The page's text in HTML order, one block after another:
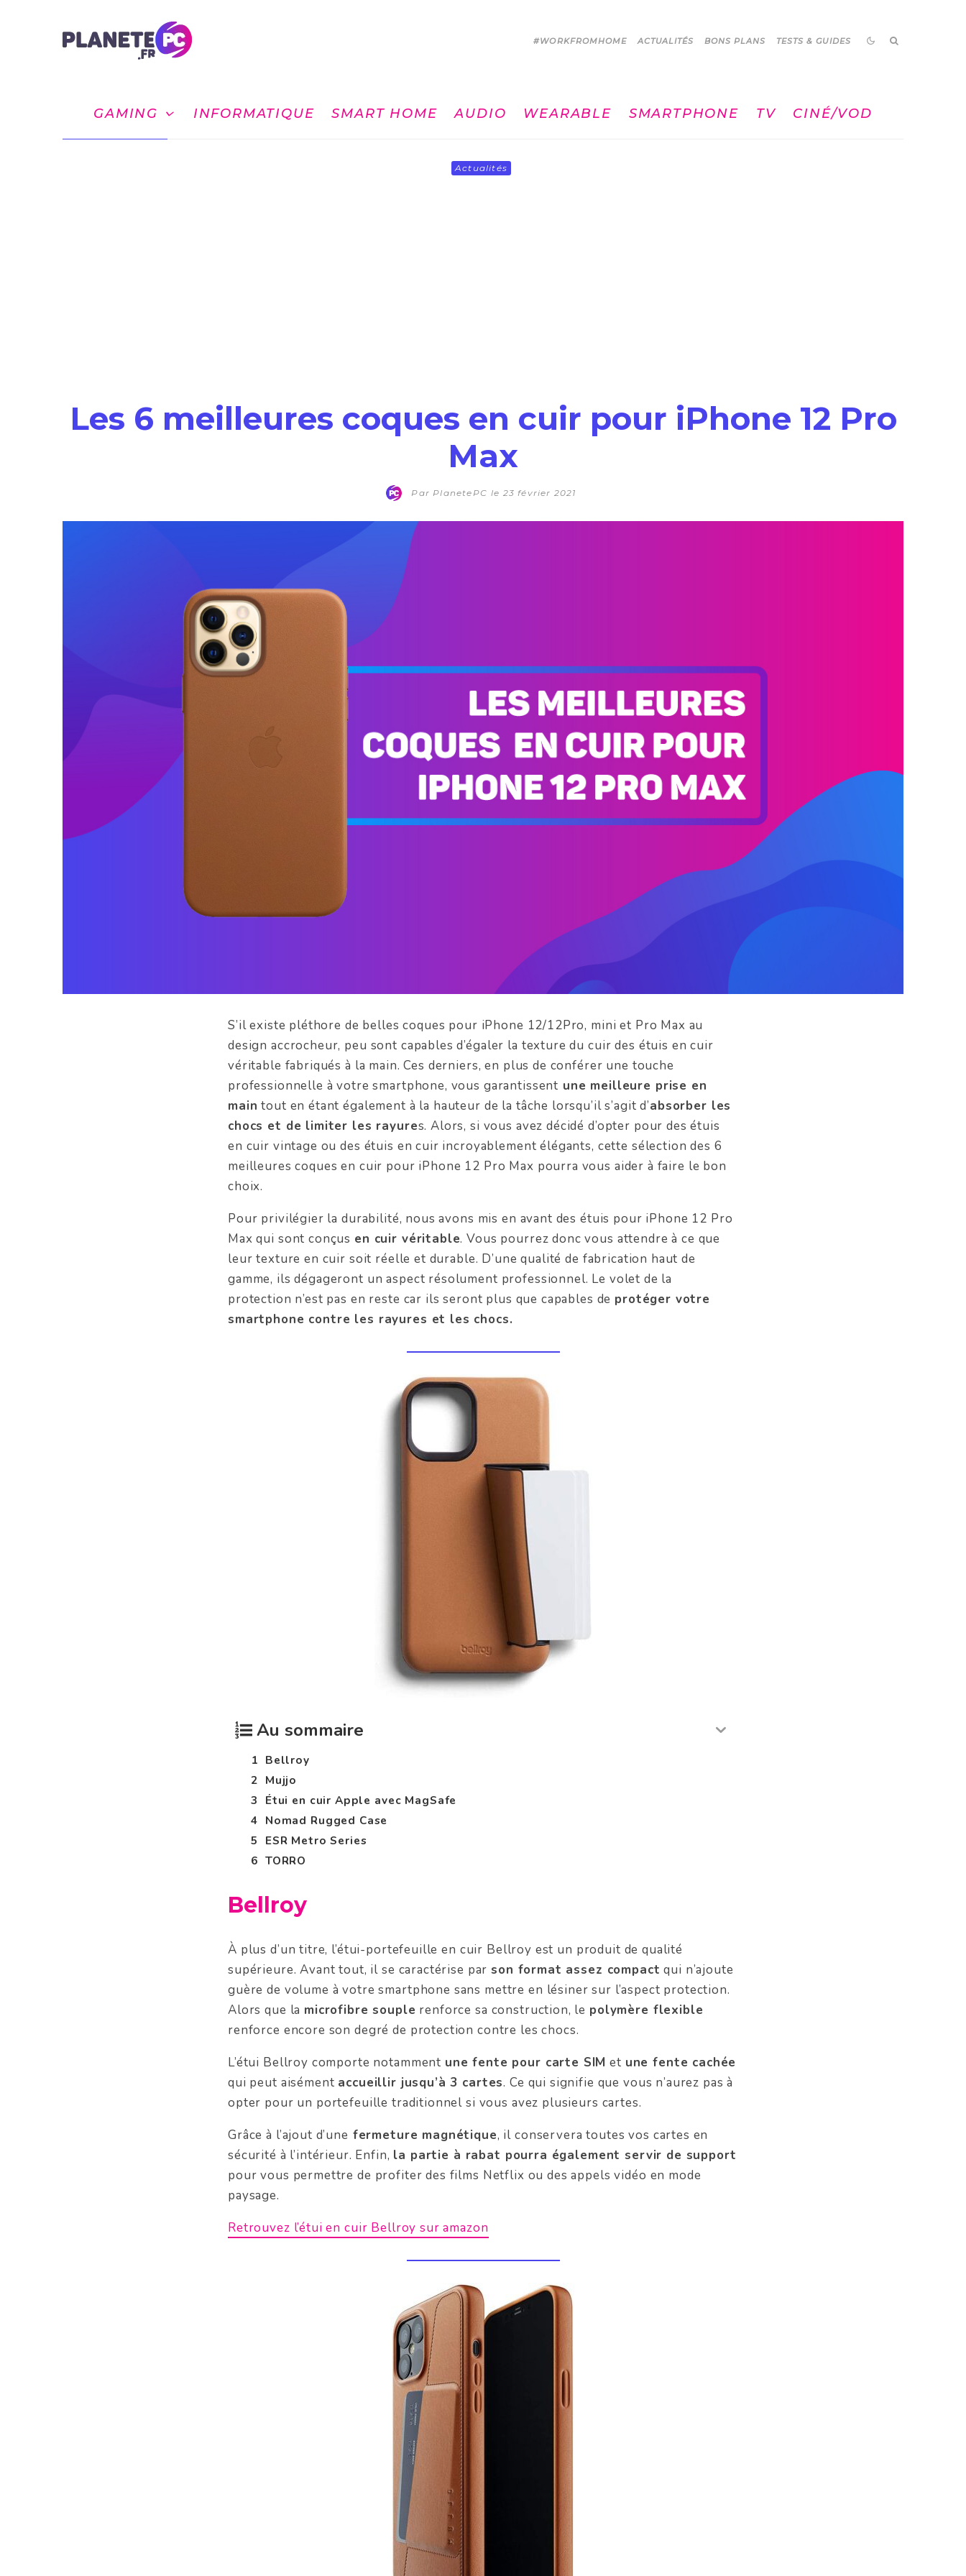
#WORKFROMHOME ACTUALITÉS BONS PLANS TESTS & GUIDES
GAMING INFORMATIQUE SMART HOME AUDIO WEARABLE SMARTPHONE TV CINÉ/VOD
Actualités
Les 6 meilleures coques en cuir pour iPhone 12 Pro
Max
Par PlanetePC le 23 février 2021
S’il existe pléthore de belles coques pour iPhone 12/12Pro, mini et Pro Max au
design accrocheur, peu sont capables d’égaler la texture du cuir des étuis en cuir
véritable fabriqués à la main. Ces derniers, en plus de conférer une touche
professionnelle à votre smartphone, vous garantissent une meilleure prise en
main tout en étant également à la hauteur de la tâche lorsqu’il s’agit d’absorber les
chocs et de limiter les rayures. Alors, si vous avez décidé d’opter pour des étuis
en cuir vintage ou des étuis en cuir incroyablement élégants, cette sélection des 6
meilleures coques en cuir pour iPhone 12 Pro Max pourra vous aider à faire le bon
choix.
Pour privilégier la durabilité, nous avons mis en avant des étuis pour iPhone 12 Pro
Max qui sont conçus en cuir véritable. Vous pourrez donc vous attendre à ce que
leur texture en cuir soit réelle et durable. D’une qualité de fabrication haut de
gamme, ils dégageront un aspect résolument professionnel. Le volet de la
protection n’est pas en reste car ils seront plus que capables de protéger votre
smartphone contre les rayures et les chocs.
Au sommaire
Bellroy
Mujjo
Étui en cuir Apple avec MagSafe
Nomad Rugged Case
ESR Metro Series
TORRO
Bellroy
À plus d’un titre, l’étui-portefeuille en cuir Bellroy est un produit de qualité
supérieure. Avant tout, il se caractérise parson format assez compact qui n’ajoute
guère de volume à votre smartphone sans mettre en lésiner sur l’aspect protection.
Alors que la microfibre souple renforce sa construction, le polymère flexible
renforce encore son degré de protection contre les chocs.
L’étui Bellroy comporte notamment une fente pour carte SIM et une fente cachée
qui peut aisément accueillir jusqu’à 3 cartes. Ce qui signifie que vous n’aurez pas à
opter pour un portefeuille traditionnel si vous avez plusieurs cartes.
Grâce à l’ajout d’une fermeture magnétique, il conservera toutes vos cartes en
sécurité à l’intérieur. Enfin, la partie à rabat pourra également servir de support
pour vous permettre de profiter des films Netflix ou des appels vidéo en mode
paysage.
Retrouvez l’étui en cuir Bellroy sur amazon